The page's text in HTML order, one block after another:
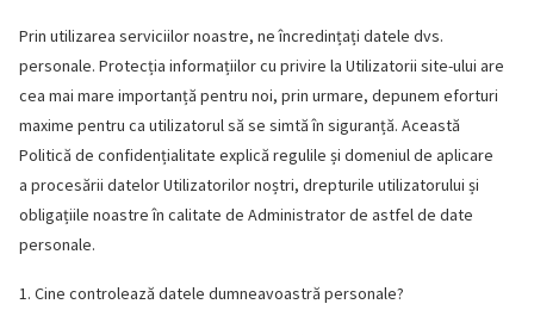
Prin utilizarea serviciilor noastre, ne încredințați datele dvs.
personale. Protecția informațiilor cu privire la Utilizatorii site-ului are
cea mai mare importanță pentru noi, prin urmare, depunem eforturi
maxime pentru ca utilizatorul să se simtă în siguranță. Această
Politică de confidențialitate explică regulile și domeniul de aplicare
a procesării datelor Utilizatorilor noștri, drepturile utilizatorului și
obligațiile noastre în calitate de Administrator de astfel de date
personale.
1. Cine controlează datele dumneavoastră personale?